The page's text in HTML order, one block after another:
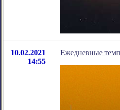
10.02.2021
14:55
Ежедневные